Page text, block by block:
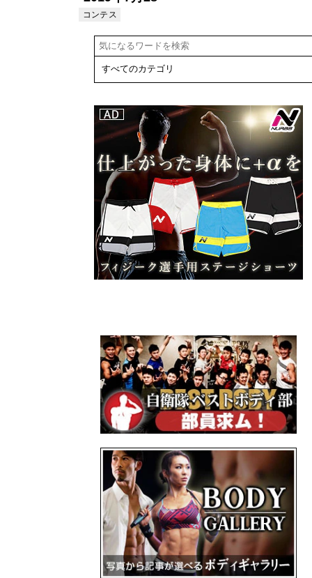
日開催 埼玉県
手権大会
コンテス